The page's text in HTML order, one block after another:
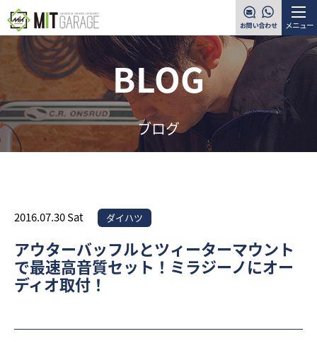
メニュー
BLOG
ブログ
2016.07.30 Sat ダイハツ
アウターバッフルとツィーターマウント
で最速高音質セット！ミラジーノにオー
ディオ取付！